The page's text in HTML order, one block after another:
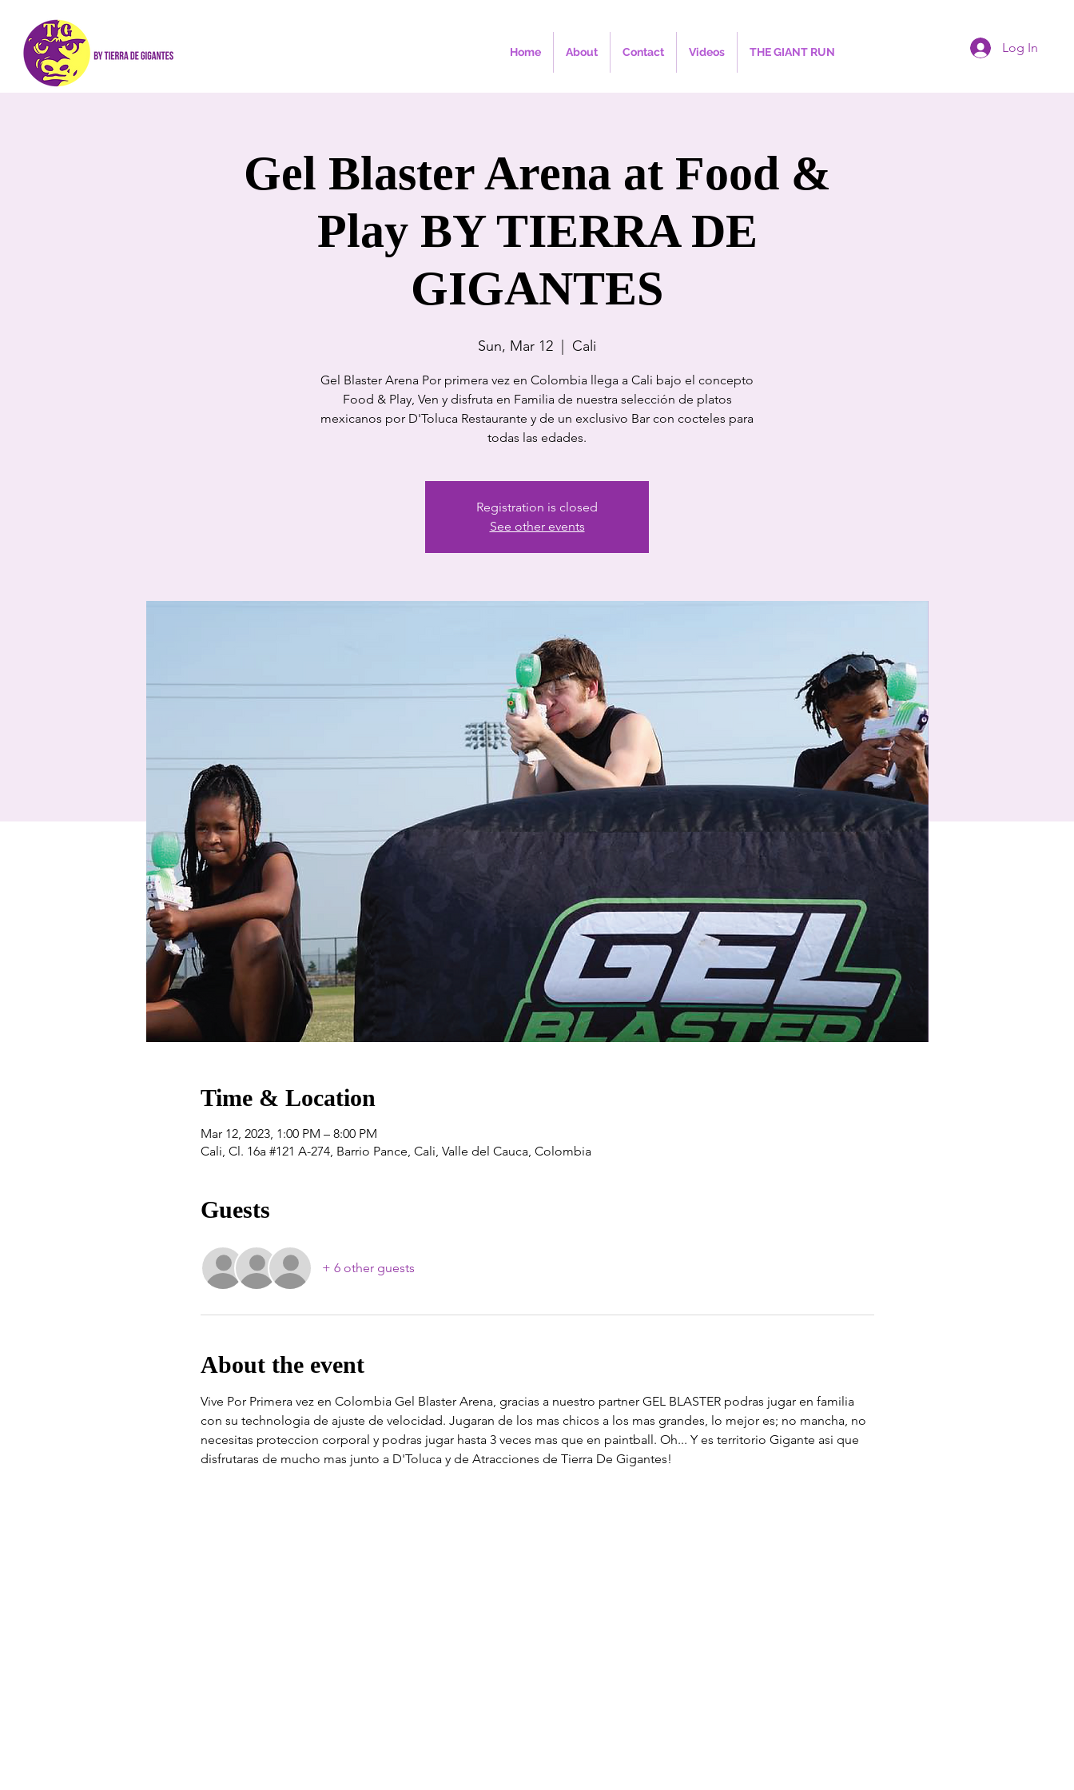
Home About Contact Videos THE GIANT RUN Log In
Gel Blaster Arena at Food &
Play BY TIERRA DE
GIGANTES
Sun, Mar 12 Cali
Gel Blaster Arena Por primera vez en Colombia llega a Cali bajo el concepto
Food & Play, Ven y disfruta en Familia de nuestra selección de platos
mexicanos por D'Toluca Restaurante y de un exclusivo Bar con cocteles para
todas las edades.
Registration is closed
See other events
Time & Location
Mar 12, 2023, 1:00 PM – 8:00 PM
Cali, Cl. 16a #121 A-274, Barrio Pance, Cali, Valle del Cauca, Colombia
Guests
+ 6 other guests
About the event
Vive Por Primera vez en Colombia Gel Blaster Arena, gracias a nuestro partner GEL BLASTER podras jugar en familia
con su technologia de ajuste de velocidad. Jugaran de los mas chicos a los mas grandes, lo mejor es; no mancha, no
necesitas proteccion corporal y podras jugar hasta 3 veces mas que en paintball. Oh... Y es territorio Gigante asi que
disfrutaras de mucho mas junto a D'Toluca y de Atracciones de Tierra De Gigantes!